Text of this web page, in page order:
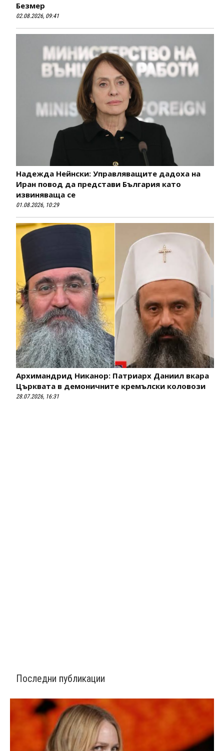
Безмер
02.08.2026, 09:41
Надежда Нейнски: Управляващите дадоха на
Иран повод да представи България като
извиняваща се
01.08.2026, 10:29
Архимандрид Никанор: Патриарх Даниил вкара
Църквата в демоничните кремълски коловози
28.07.2026, 16:31
Последни публикации